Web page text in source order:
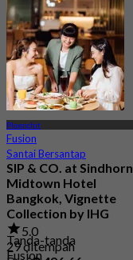
Ploenchit
Fusion
Santai Bersantap
SIP & CO. at Sindhorn
Midtown Hotel
Bangkok, Vignette
Collection by IHG
5.0
29 ditempah
Tanda-tanda
Fusion